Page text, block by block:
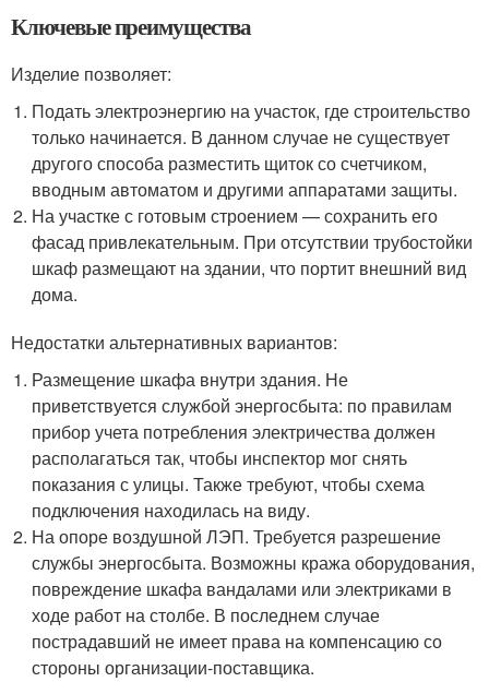
Ключевые преимущества
Изделие позволяет:
Подать электроэнергию на участок, где строительство
только начинается. В данном случае не существует
другого способа разместить щиток со счетчиком,
вводным автоматом и другими аппаратами защиты.
На участке с готовым строением — сохранить его
фасад привлекательным. При отсутствии трубостойки
шкаф размещают на здании, что портит внешний вид
дома.
Недостатки альтернативных вариантов:
Размещение шкафа внутри здания. Не
приветствуется службой энергосбыта: по правилам
прибор учета потребления электричества должен
располагаться так, чтобы инспектор мог снять
показания с улицы. Также требуют, чтобы схема
подключения находилась на виду.
На опоре воздушной ЛЭП. Требуется разрешение
службы энергосбыта. Возможны кража оборудования,
повреждение шкафа вандалами или электриками в
ходе работ на столбе. В последнем случае
пострадавший не имеет права на компенсацию со
стороны организации-поставщика.